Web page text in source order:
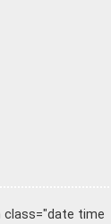
class="date time